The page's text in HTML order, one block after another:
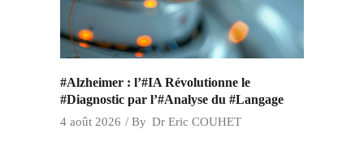
#Alzheimer : l’#IA Révolutionne le
#Diagnostic par l’#Analyse du #Langage
4 août 2026 By Dr Eric COUHET